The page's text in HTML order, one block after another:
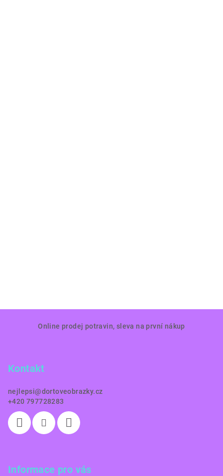
Online prodej potravin, sleva na první nákup
Kontakt
nejlepsi@dortoveobrazky.cz
+420 797728283
Informace pro vás